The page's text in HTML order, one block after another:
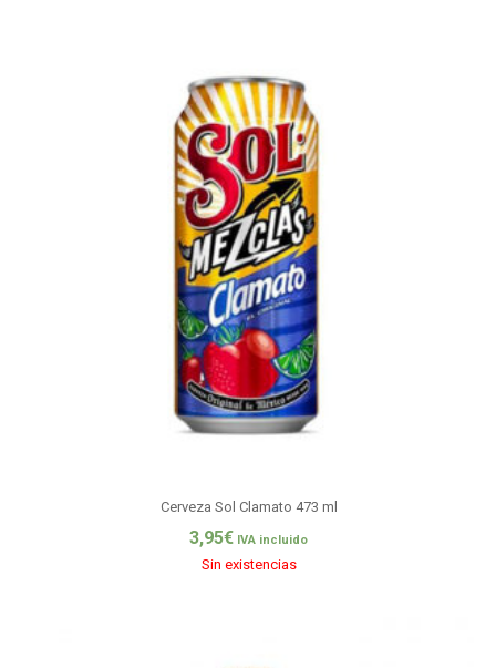
Cerveza Sol Clamato 473 ml
3,95€ IVA incluido
Sin existencias